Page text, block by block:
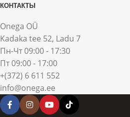
КОНТАКТЫ
Onega OÜ
Kadaka tee 52, Ladu 7
Пн-Чт 09:00 - 17:30
Пт 09:00 - 17:00
+(372) 6 611 552
info@onega.ee